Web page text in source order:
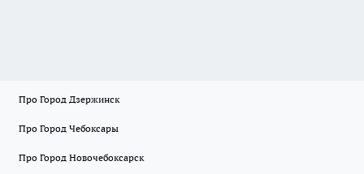
Про Город Дзержинск
Про Город Чебоксары
Про Город Новочебоксарск